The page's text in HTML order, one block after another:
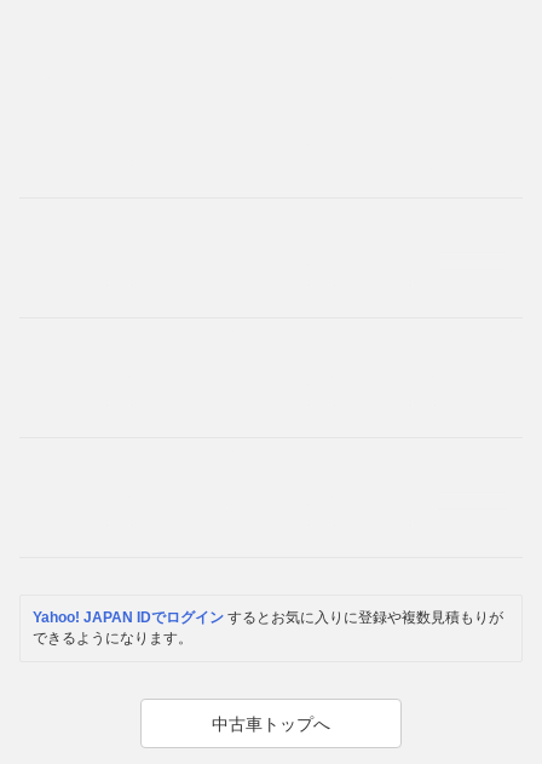
Yahoo! JAPAN IDでログイン するとお気に入りに登録や複数見積もりが
できるようになります。
中古車トップへ